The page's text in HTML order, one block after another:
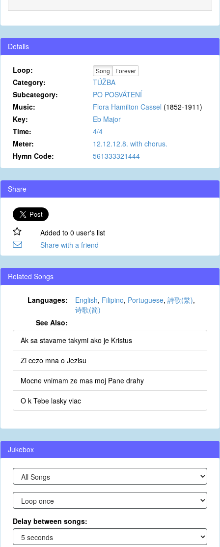
Details
Loop: Song Forever
Category:
TÚŽBA
Subcategory:
PO POSVÄTENÍ
Music:
Flora Hamilton Cassel (1852-1911)
Key:
Eb Major
Time:
4/4
Meter:
12.12.12.8. with chorus.
Hymn Code:
561333321444
Share
Added to 0 user's list
Share with a friend
Related Songs
Languages: English, Filipino, Portuguese, 詩歌(繁),
诗歌(简)
See Also:
Ak sa stavame takymi ako je Kristus
Zi cezo mna o Jezisu
Mocne vnimam ze mas moj Pane drahy
O k Tebe lasky viac
Jukebox
Delay between songs: